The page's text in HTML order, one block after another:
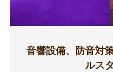
音響設備、防音対
ルス